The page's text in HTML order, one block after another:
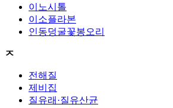
이노시톨
이소플라본
인동덩굴꽃봉오리
ㅈ
전해질
제비집
질유래·질유산균